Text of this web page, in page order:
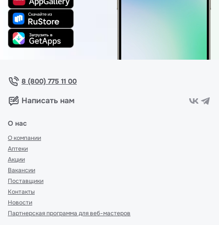
8 (800) 775 11 00
Написать нам
О нас
О компании
Аптеки
Акции
Вакансии
Поставщики
Контакты
Новости
Партнерская программа для веб-мастеров